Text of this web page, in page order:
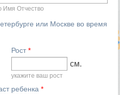
Имя Отчество
или Москве во время
Рост*
см.
укажите ваш рост
ребенка*